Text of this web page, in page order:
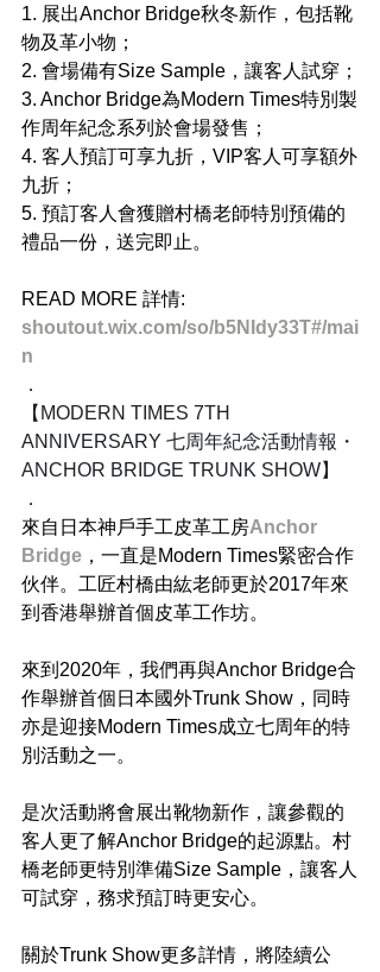
1. 展出Anchor Bridge秋冬新作，包括靴
物及革小物；
2. 會場備有Size Sample，讓客人試穿；
3. Anchor Bridge為Modern Times特別製
作周年紀念系列於會場發售；
4. 客人預訂可享九折，VIP客人可享額外
九折；
5. 預訂客人會獲贈村橋老師特別預備的
禮品一份，送完即止。
READ MORE 詳情:
shoutout.wix.com/so/b5NIdy33T#/mai
n
．
【MODERN TIMES 7TH
ANNIVERSARY 七周年紀念活動情報・
ANCHOR BRIDGE TRUNK SHOW】
．
來自日本神戶手工皮革工房Anchor
Bridge ，一直是Modern Times緊密合作
伙伴。工匠村橋由紘老師更於2017年來
到香港舉辦首個皮革工作坊。
來到2020年，我們再與Anchor Bridge合
作舉辦首個日本國外Trunk Show，同時
亦是迎接Modern Times成立七周年的特
別活動之一。
是次活動將會展出靴物新作，讓參觀的
客人更了解Anchor Bridge的起源點。村
橋老師更特別準備Size Sample，讓客人
可試穿，務求預訂時更安心。
關於Trunk Show更多詳情，將陸續公